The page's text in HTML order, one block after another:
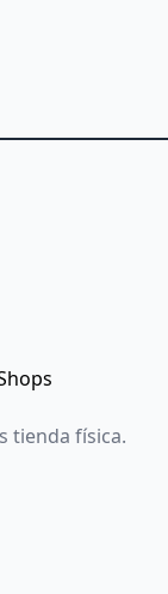
tienda física.